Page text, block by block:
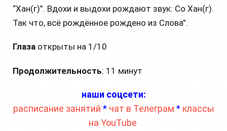
“Хан(г)”. Вдохи и выдохи рождают звук: Со Хан(г).
Так что, всё рождённое рождено из Слова”.
Глаза открыты на 1/10
Продолжительность: 11 минут
наши соцсети:
расписание занятий * чат в Телеграм * классы
на YouTube